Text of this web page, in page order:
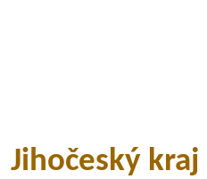
Jihočeský kraj